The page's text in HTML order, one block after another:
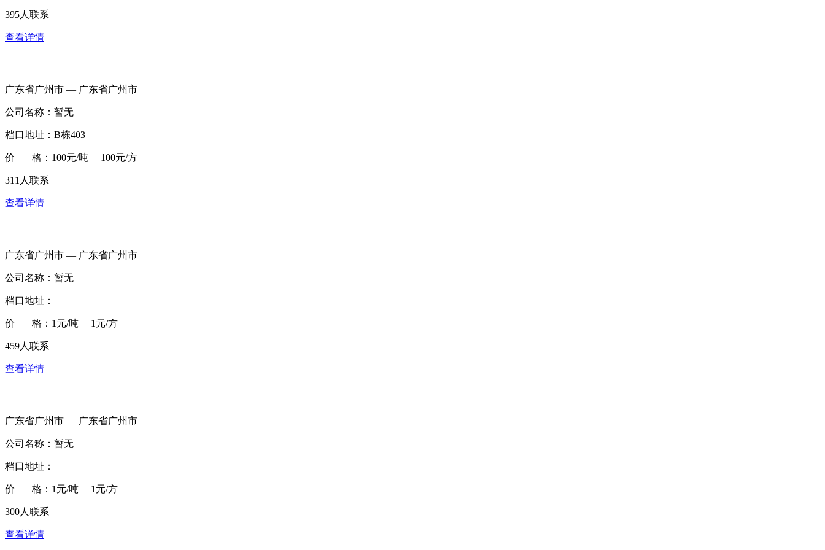
395人联系
查看详情
广东省广州市 — 广东省广州市
公司名称：暂无
档口地址：B栋403
价 格：100元/吨 100元/方
311人联系
查看详情
广东省广州市 — 广东省广州市
公司名称：暂无
档口地址：
价 格：1元/吨 1元/方
459人联系
查看详情
广东省广州市 — 广东省广州市
公司名称：暂无
档口地址：
价 格：1元/吨 1元/方
300人联系
查看详情